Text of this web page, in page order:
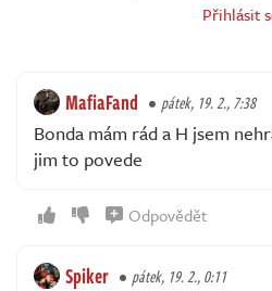
Přihlásit
MafiaFand pátek, 19. 2., 7:38
Bonda mám rád a H jsem
jim to povede
Odpovědět
Spiker pátek, 19. 2., 0:11